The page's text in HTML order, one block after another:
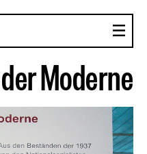
derModerne